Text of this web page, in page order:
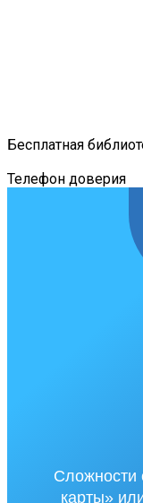
Бесплатная
Телефон доверия
Сложности
карты»